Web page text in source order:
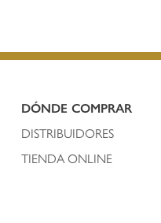
DÓNDE COMPRAR
DISTRIBUIDORES
TIENDA ONLINE